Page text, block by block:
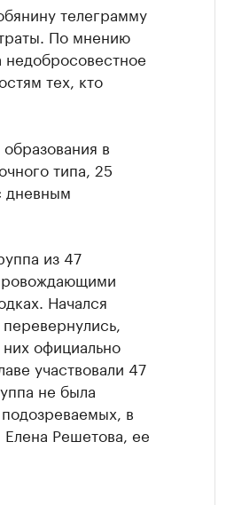
телеграмму
По мнению
тех, кто
в
типа, 25
дневным
из 47
Начался
официально
участвовали 47
не была
в
Решетова, ее